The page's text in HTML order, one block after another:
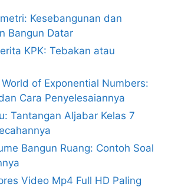
Kesebangunan dan
Bangun Datar
KPK: Tebakan atau
of Exponential Numbers:
Cara Penyelesaiannya
Tantangan Aljabar Kelas 7
Bangun Ruang: Contoh Soal
Video Mp4 Full HD Paling